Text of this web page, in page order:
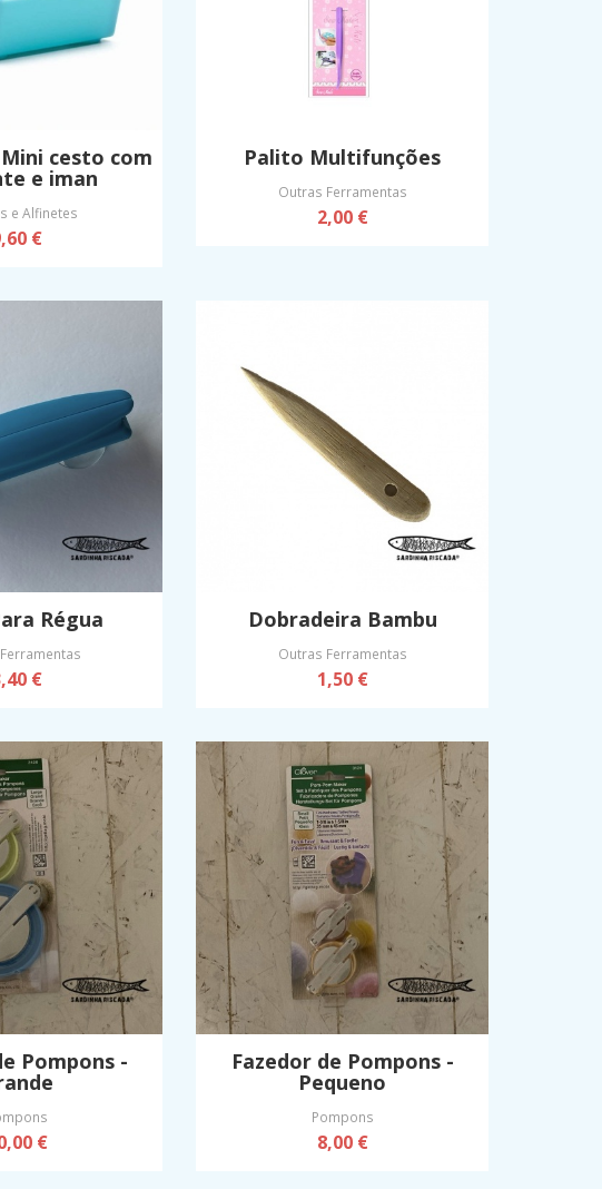
cesto com
e iman
e Alfinetes
€
Palito Multifunções
Outras Ferramentas
2,00 €
Régua
€
Dobradeira Bambu
Outras Ferramentas
1,50 €
Pompons -
€
Fazedor de Pompons -
Pequeno
Pompons
8,00 €